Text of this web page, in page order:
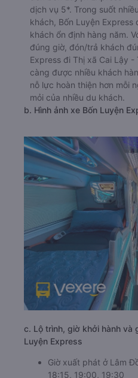
dịch vụ 5*. Trong suốt
khách, Bốn Luyện
khách ổn định hàng năm.
đúng giờ, đón/trả khách
Express đi Thị xã Cai Lậy
càng được nhiều khách
nỗ lực hoàn thiện hơn mỗi
mỏi của nhiều du khách.
b. Hình ảnh xe Bốn Luyện
c. Lộ trình, giờ khởi hành và
Luyện Express
Giờ xuất phát ở Lâm
18:15, 19:00, 19:30